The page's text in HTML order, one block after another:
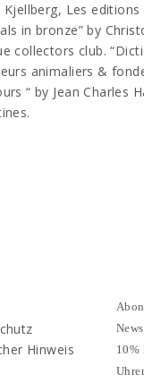
Kjellberg, Les
in bronze” by
collectors club.
animaliers &
“ by Jean Charles
Hinweis
10%